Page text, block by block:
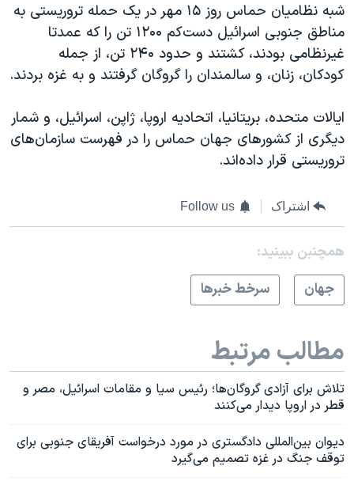
شبه نظامیان حماس روز ۱۵ مهر در یک حمله تروریستی به
مناطق جنوبی اسرائیل دست‌کم ۱۲۰۰ تن را که عمدتا
غیرنظامی بودند، کشتند و حدود ۲۴۰ تن، از جمله
کودکان، زنان، و سالمندان را گروگان گرفتند و به غزه بردند.
ایالات متحده، بریتانیا، اتحادیه اروپا، ژاپن، اسرائیل، و شمار
دیگری از کشورهای جهان حماس را در فهرست سازمان‌های
تروریستی قرار داده‌اند.
اشتراک Follow us
همچنبن ببینید:
جهان
سرخط خبرها
مطالب مرتبط
تلاش برای آزادی گروگان‌ها؛ رئیس سیا و مقامات اسرائیل، مصر و
قطر در اروپا دیدار می‌کنند
دیوان بین‌المللی دادگستری در مورد درخواست آفریقای جنوبی برای
توقف جنگ در غزه تصمیم می‌گیرد